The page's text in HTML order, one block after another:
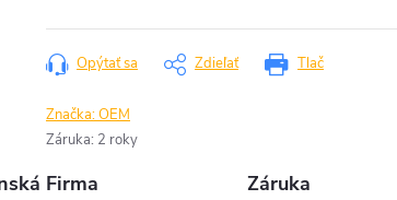
Tlač
Opýtať sa Zdieľať
Značka:OEM
Záruka: 2 roky
Firma Záruka